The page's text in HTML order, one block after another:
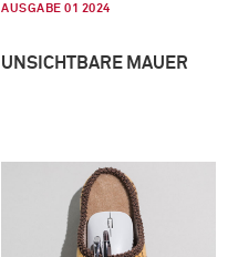
AUSGABE 01 2024
UNSICHTBARE MAUER